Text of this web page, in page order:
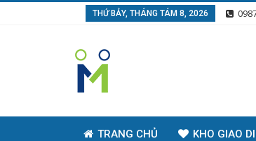
THỨ BẢY, THÁNG TÁM 8, 2026
TRANG CHỦ KHO GIAO